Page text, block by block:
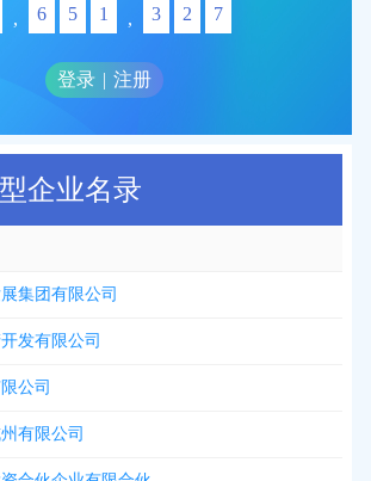
, 6 5 1 , 3 2 7
登录 | 注册
企业名录
集团有限公司
发有限公司
公司
有限公司